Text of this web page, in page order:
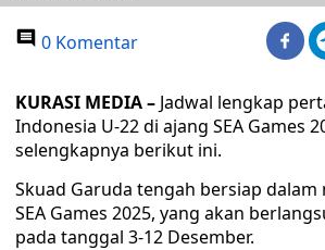
0 Komentar
KURASI MEDIA – Jadwal lengkap
Indonesia U-22 di ajang SEA Games
selengkapnya berikut ini.
Skuad Garuda tengah bersiap dalam
SEA Games 2025, yang akan
pada tanggal 3-12 Desember.